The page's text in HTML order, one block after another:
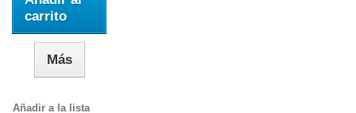
carrito
Más
Añadir a la lista